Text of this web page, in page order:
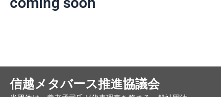
信越メタバース推進協議会